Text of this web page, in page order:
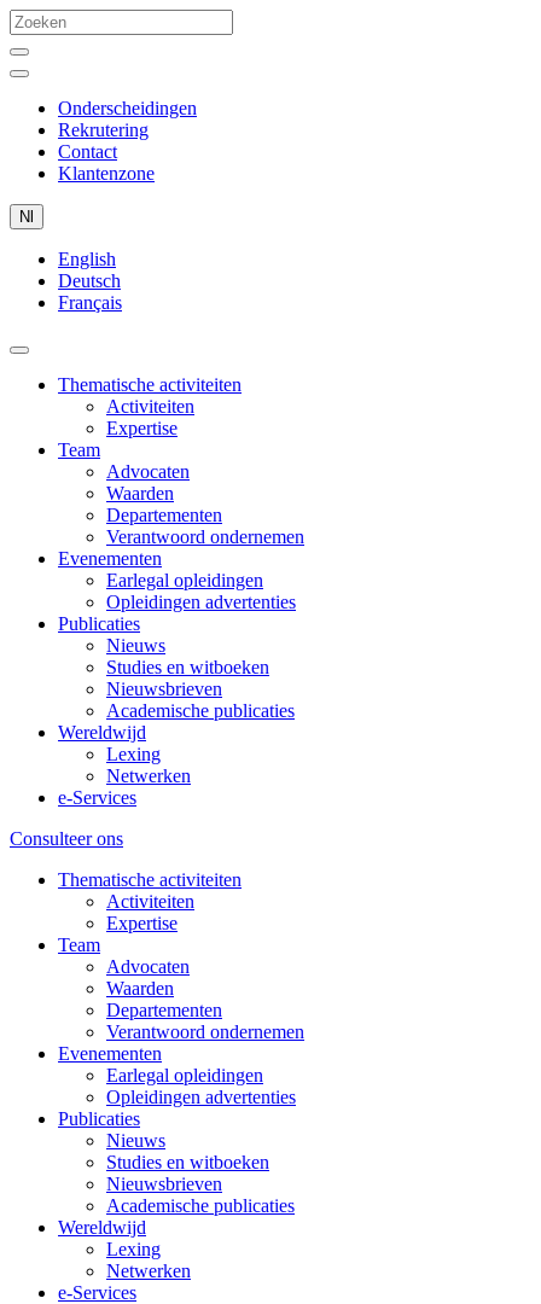
Onderscheidingen
Rekrutering
Contact
Klantenzone
Nl
English
Deutsch
Français
Thematische activiteiten
Activiteiten
Expertise
Team
Advocaten
Waarden
Departementen
Verantwoord ondernemen
Evenementen
Earlegal opleidingen
Opleidingen advertenties
Publicaties
Nieuws
Studies en witboeken
Nieuwsbrieven
Academische publicaties
Wereldwijd
Lexing
Netwerken
e-Services
Consulteer ons
Thematische activiteiten
Activiteiten
Expertise
Team
Advocaten
Waarden
Departementen
Verantwoord ondernemen
Evenementen
Earlegal opleidingen
Opleidingen advertenties
Publicaties
Nieuws
Studies en witboeken
Nieuwsbrieven
Academische publicaties
Wereldwijd
Lexing
Netwerken
e-Services